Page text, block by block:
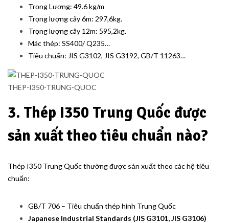
Trọng Lượng: 49.6 kg/m
Trọng lượng cây 6m: 297,6kg.
Trọng lượng cây 12m: 595,2kg.
Mác thép: SS400/ Q235…
Tiêu chuẩn: JIS G3102, JIS G3192, GB/T 11263…
THEP-I350-TRUNG-QUOC
3. Thép I350 Trung Quốc được
sản xuất theo tiêu chuẩn nào?
Thép I350 Trung Quốc thường được sản xuất theo các hệ tiêu
chuẩn:
GB/T 706 – Tiêu chuẩn thép hình Trung Quốc
Japanese Industrial Standards (JIS G3101, JIS G3106)